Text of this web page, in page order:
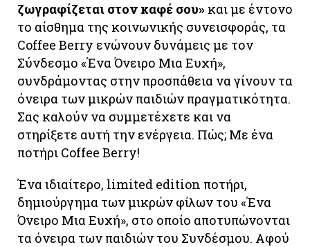
ζωγραφίζεται στον καφέ σου» και με έντονο
το αίσθημα της κοινωνικής συνεισφοράς, τα
Coffee Berry ενώνουν δυνάμεις με τον
Σύνδεσμο «Ένα Όνειρο Μια Ευχή»,
συνδράμοντας στην προσπάθεια να γίνουν τα
όνειρα των μικρών παιδιών πραγματικότητα.
Σας καλούν να συμμετέχετε και να
στηρίξετε αυτή την ενέργεια. Πώς; Με ένα
ποτήρι Coffee Berry!
Ένα ιδιαίτερο, limited edition ποτήρι,
δημιούργημα των μικρών φίλων του «Ένα
Όνειρο Μια Ευχή», στο οποίο αποτυπώνονται
τα όνειρα των παιδιών του Συνδέσμου. Αφού